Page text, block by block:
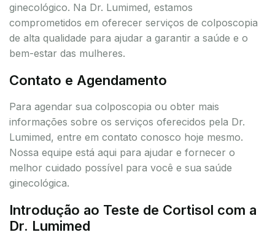
ginecológico. Na Dr. Lumimed, estamos
comprometidos em oferecer serviços de colposcopia
de alta qualidade para ajudar a garantir a saúde e o
bem-estar das mulheres.
Contato e Agendamento
Para agendar sua colposcopia ou obter mais
informações sobre os serviços oferecidos pela Dr.
Lumimed, entre em contato conosco hoje mesmo.
Nossa equipe está aqui para ajudar e fornecer o
melhor cuidado possível para você e sua saúde
ginecológica.
Introdução ao Teste de Cortisol com a
Dr. Lumimed